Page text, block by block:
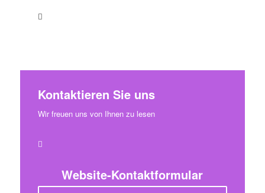
Kontaktieren Sie uns
Wir freuen uns von Ihnen zu lesen
Website-Kontaktformular